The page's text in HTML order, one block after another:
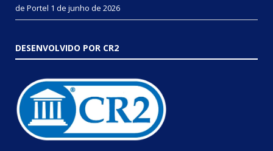
de Portel 1 de junho de 2026
DESENVOLVIDO POR CR2